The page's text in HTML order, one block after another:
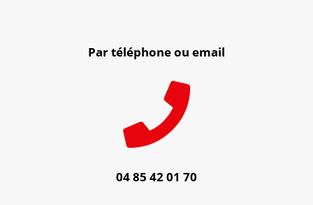
Par téléphone ou email

04 85 42 01 70